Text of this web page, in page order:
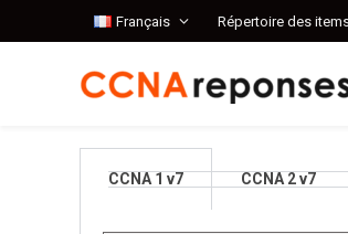
Français Répertoire des
CCNA 1 v7 CCNA 2 v7